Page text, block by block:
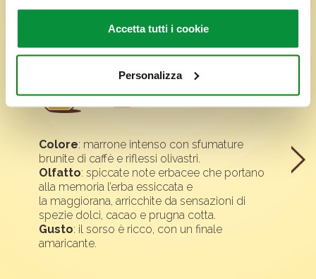
si occupano di analisi dei dati web, pubblicità, i quali
potrebbero combinarle con altre informazioni che ha
servizi. Per maggiori informazioni circa l’utilizzo dei
cookie consultare la cookie policy. Se clicchi sulla “X” per
chiudere il banner, non verranno installati cookie sul tuo
dispositivo ad eccezione di quelli necessari ai fini del
Accetta tutti i cookie
Personalizza
Colore: marrone intenso con sfumature
brunite di caffè e riflessi olivastri.
Olfatto: spiccate note erbacee che portano
alla memoria l’erba essiccata e
la maggiorana, arricchite da sensazioni di
spezie dolci, cacao e prugna cotta.
Gusto: il sorso è ricco, con un finale
amaricante.